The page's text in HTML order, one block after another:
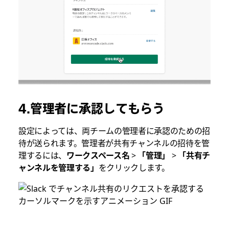
4.管理者に承認してもらう
設定によっては、両チームの管理者に承認のための招
待が送られます。管理者が共有チャンネルの招待を管
理するには、 ワークスペース名> 「管理」 > 「共有チ
ャンネルを管理する」 をクリックします。